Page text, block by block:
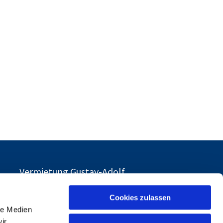
Medien
Cookies zulassen
Vermietung Gustav-Adolf